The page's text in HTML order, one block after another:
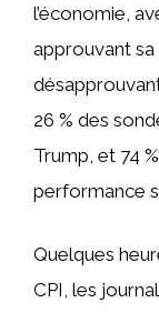
l’économie,
approuvant
26 % des
Trump, et 74
performance
Quelques
CPI, les